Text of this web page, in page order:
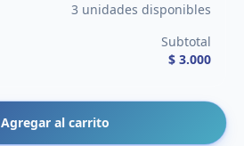
3 unidades disponibles
Subtotal
$ 3.000
Agregar al carrito